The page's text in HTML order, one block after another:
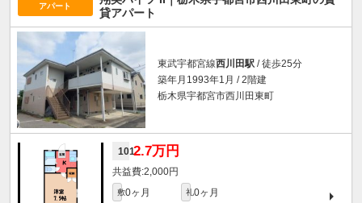
アパート
貸アパート
東武宇都宮線西川田駅 / 徒歩25分
築年月1993年1月 / 2階建
栃木県宇都宮市西川田東町
1012.7万円
2,000円
敷0ヶ月 礼0ヶ月